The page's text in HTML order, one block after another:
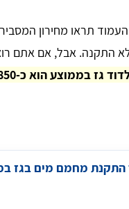
תראו מחירון
התקנה. אבל, אם אתם
גז בממוצע הוא כ-3,850 ש"ח
התקנת מחמם מים בגז